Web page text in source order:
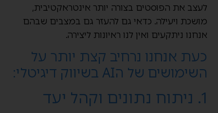
לעצב את הפוסטים בצורה יותר אינטראקטיבית,
מושכת ויעילה. כדאי גם להעזר גם במצבים שבהם
אנחנו ניתקעים ואין לנו ראיונות ליצירה.
כעת אנחנו נרחיב קצת יותר על
השימושים של הAI בשיווק דיגיטלי:
1. ניתוח נתונים וקהל יעד